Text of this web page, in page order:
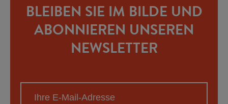
BLEIBEN SIE IM BILDE UND
ABONNIEREN UNSEREN
NEWSLETTER